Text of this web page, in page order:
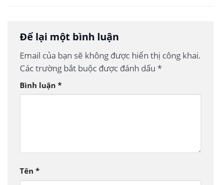
Để lại một bình luận
Email của bạn sẽ không được hiển thị công khai.
Các trường bắt buộc được đánh dấu *
Bình luận *
Tên *